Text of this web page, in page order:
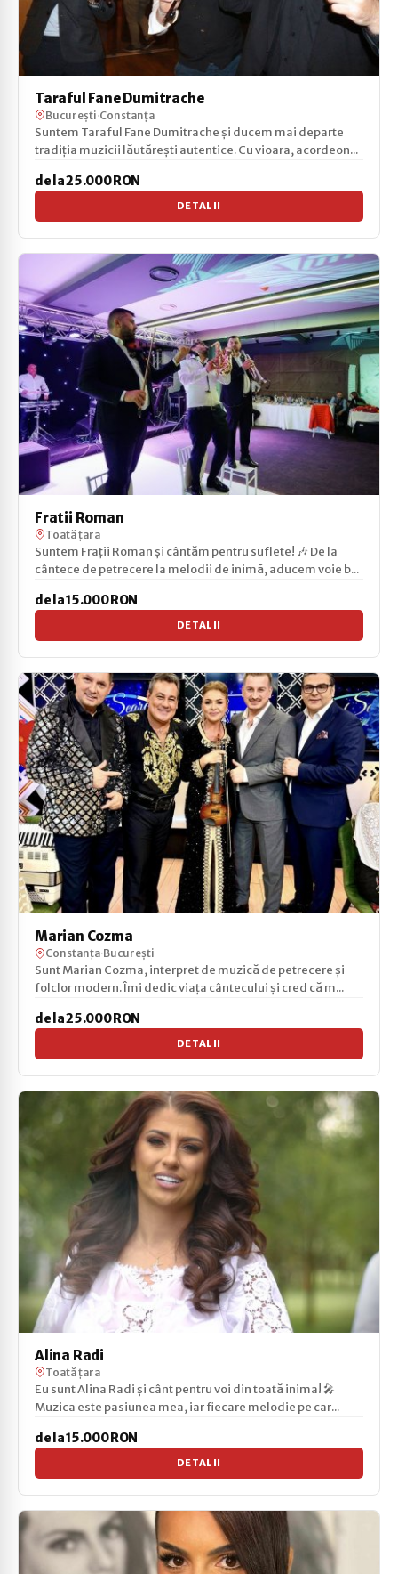
Taraful Fane Dumitrache
București·Constanța
Suntem Taraful Fane Dumitrache și ducem mai departe
tradiția muzicii lăutărești autentice. Cu vioara, acordeon...
de la 25.000 RON
DETALII
Fratii Roman
Toată țara
Suntem Frații Roman și cântăm pentru suflete! 🎶 De la
cântece de petrecere la melodii de inimă, aducem voie b...
de la 15.000 RON
DETALII
Marian Cozma
Constanța·București
Sunt Marian Cozma, interpret de muzică de petrecere și
folclor modern. Îmi dedic viața cântecului și cred că m...
de la 25.000 RON
DETALII
Alina Radi
Toată țara
Eu sunt Alina Radi și cânt pentru voi din toată inima! 🎤
Muzica este pasiunea mea, iar fiecare melodie pe car...
de la 15.000 RON
DETALII